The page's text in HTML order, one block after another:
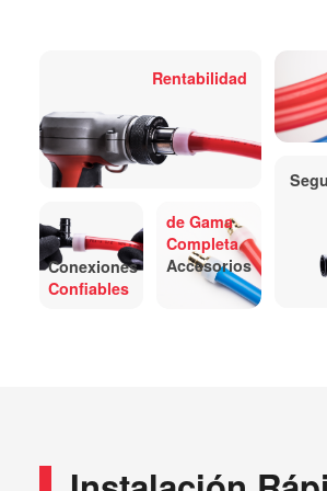
Rentabilidad
Conexiones
Confiables
de Gama
Completa
Accesorios